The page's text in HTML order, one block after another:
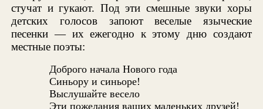
стучат и гукают. Под эти смешные звуки хоры
детских голосов запоют веселые языческие
песенки — их ежегодно к этому дню создают
местные поэты:
Доброго начала Нового года
Синьору и синьоре!
Выслушайте весело
Эти пожелания ваших маленьких друзей!